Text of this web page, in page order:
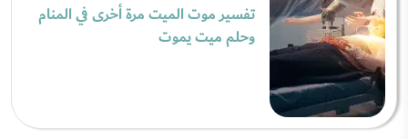
تفسير موت الميت مرة أخرى في المنام
وحلم ميت يموت